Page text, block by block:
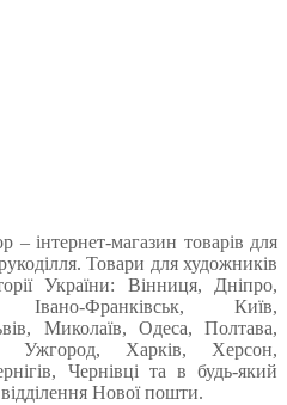
магазин товарів для
Товари для художників
України: Вінниця, Дніпро,
Франківськ, Київ,
Миколаїв, Одеса, Полтава,
Ужгород, Харків, Херсон,
Чернівці та в будь-який
Нової пошти.